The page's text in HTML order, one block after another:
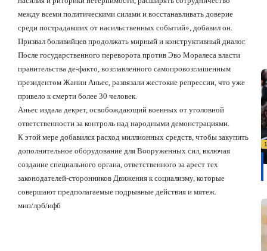
между всеми политическими силами и восстанавливать доверие
среди пострадавших от насильственных событий», добавил он.
Призвал боливийцев продолжать мирный и конструктивный диалог.
После государственного переворота против Эво Моралеса власти
правительства де-факто, возглавленного самопровозглашенным
президентом Жанин Аньес, развязали жестокие репрессии, что уже
привело к смерти более 30 человек.
Аньес издала декрет, освобождающий военных от уголовной
ответственности за контроль над народными демонстрациями.
К этой мере добавился расход миллионных средств, чтобы закупить
дополнительное оборудование для Вооруженных сил, включая
создание специального органа, ответственного за арест тех
законодателей-сторонников Движения к социализму, которые
совершают предполагаемые подрывные действия и мятеж.
мнп/лрб/ифб